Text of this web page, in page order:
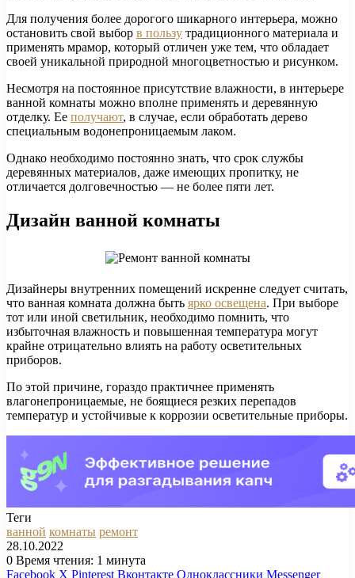
Для получения более дорогого шикарного интерьера, можно
остановить свой выбор в пользу традиционного материала и
применять мрамор, который отличен уже тем, что обладает
своей уникальной природной многоцветностью и рисунком.
Несмотря на постоянное присутствие влажности, в интерьере
ванной комнаты можно вполне применять и деревянную
отделку. Ее получают, в случае, если обработать дерево
специальным водонепроницаемым лаком.
Однако необходимо постоянно знать, что срок службы
деревянных материалов, даже имеющих пропитку, не
отличается долговечностью — не более пяти лет.
Дизайн ванной комнаты
Дизайнеры внутренних помещений искренне следует считать,
что ванная комната должна быть ярко освещена. При выборе
тот или иной светильник, необходимо помнить, что
избыточная влажность и повышенная температура могут
крайне отрицательно влиять на работу осветительных
приборов.
По этой причине, гораздо практичнее применять
влагонепроницаемые, не боящиеся резких перепадов
температур и устойчивые к коррозии осветительные приборы.
Теги
ванной комнаты ремонт
28.10.2022
0 Время чтения: 1 минута
Facebook X Pinterest Вконтакте Одноклассники Messenger